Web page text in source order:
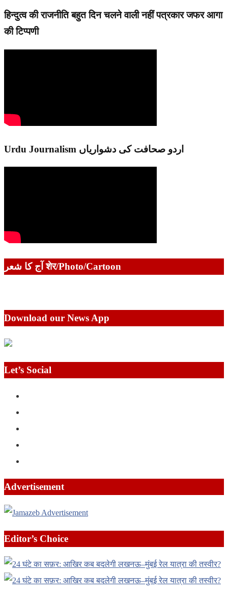
हिन्दुत्व की राजनीति बहुत दिन चलने वाली नहीं पत्रकार जफर आगा
की टिप्पणी
Urdu Journalism اردو صحافت کی دشواریاں
آج کا شعر शेर/Photo/Cartoon
Download our News App
Let’s Social
Advertisement
Editor’s Choice